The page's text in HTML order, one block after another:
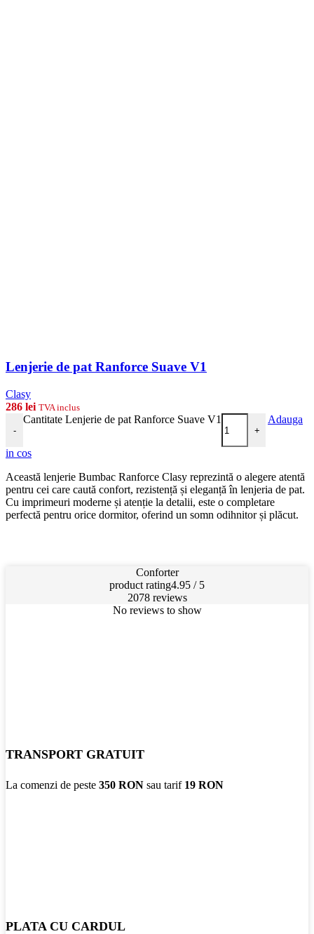
Lenjerie de pat Ranforce Suave V1
Clasy
286 lei TVA inclus
-
Cantitate Lenjerie de pat Ranforce Suave V1
+
Adauga
in cos
Această lenjerie Bumbac Ranforce Clasy reprezintă o alegere atentă
pentru cei care caută confort, rezistență și eleganță în lenjeria de pat.
Cu imprimeuri moderne și atenție la detalii, este o completare
perfectă pentru orice dormitor, oferind un somn odihnitor și plăcut.
Conforter
product rating4.95 / 5
2078 reviews
No reviews to show
TRANSPORT GRATUIT
La comenzi de peste 350 RON sau tarif 19 RON
PLATA CU CARDUL